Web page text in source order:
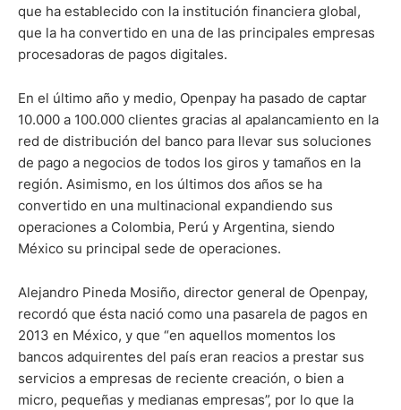
que ha establecido con la institución financiera global,
que la ha convertido en una de las principales empresas
procesadoras de pagos digitales.
En el último año y medio, Openpay ha pasado de captar
10.000 a 100.000 clientes gracias al apalancamiento en la
red de distribución del banco para llevar sus soluciones
de pago a negocios de todos los giros y tamaños en la
región. Asimismo, en los últimos dos años se ha
convertido en una multinacional expandiendo sus
operaciones a Colombia, Perú y Argentina, siendo
México su principal sede de operaciones.
Alejandro Pineda Mosiño, director general de Openpay,
recordó que ésta nació como una pasarela de pagos en
2013 en México, y que “en aquellos momentos los
bancos adquirentes del país eran reacios a prestar sus
servicios a empresas de reciente creación, o bien a
micro, pequeñas y medianas empresas”, por lo que la